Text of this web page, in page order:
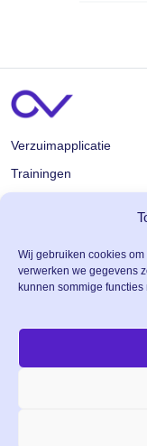
Wij gebruiken cookies
verwerken we gegevens
kunnen sommige
Verzuimapplicatie
Trainingen
Carrière
Nieuws
Gebruiksvoorwaarden